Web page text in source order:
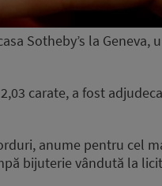
Sotheby’s la
carate, a fost
anume pentru cel
bijuterie vândută la